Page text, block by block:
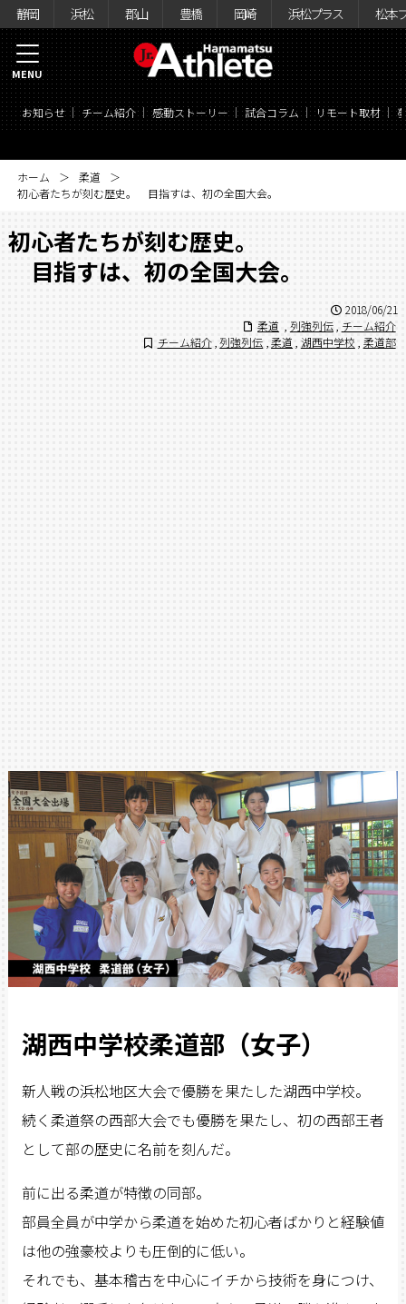
静岡 浜松 郡山 豊橋 岡崎 浜松プラス 松本
お知らせ チーム紹介 感動ストーリー 試合コラム リモート取材
MENU
ホーム
柔道
初心者たちが刻む歴史。 目指すは、初の全国大会。
初心者たちが刻む歴史。
目指すは、初の全国大会。
2018/06/21
柔道
列強列伝 チーム紹介
チーム紹介 列強列伝 柔道 湖西中学校 柔道部
湖西中学校柔道部（女子）
新人戦の浜松地区大会で優勝を果たした湖西中学校。
続く柔道祭の西部大会でも優勝を果たし、初の西部王者
として部の歴史に名前を刻んだ。
前に出る柔道が特徴の同部。
部員全員が中学から柔道を始めた初心者ばかりと経験値
は他の強豪校よりも圧倒的に低い。
それでも、基本稽古を中心にイチから技術を身につけ、